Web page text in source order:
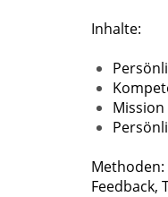
Inhalte:
Feedback,